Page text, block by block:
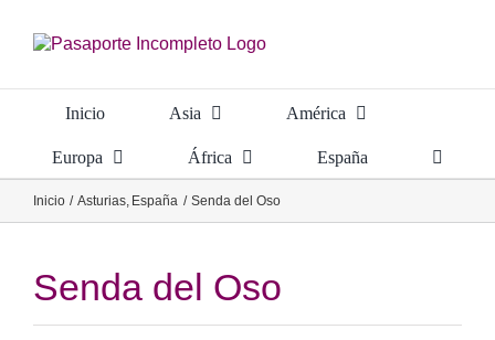
contenido
Inicio Asia América
Europa África España
Inicio Asturias España Senda del Oso
Senda del Oso